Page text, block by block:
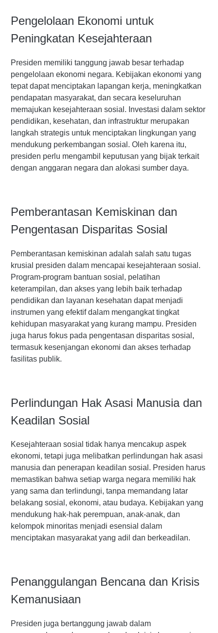
Pengelolaan Ekonomi untuk
Peningkatan Kesejahteraan
Presiden memiliki tanggung jawab besar terhadap
pengelolaan ekonomi negara. Kebijakan ekonomi yang
tepat dapat menciptakan lapangan kerja, meningkatkan
pendapatan masyarakat, dan secara keseluruhan
memajukan kesejahteraan sosial. Investasi dalam sektor
pendidikan, kesehatan, dan infrastruktur merupakan
langkah strategis untuk menciptakan lingkungan yang
mendukung perkembangan sosial. Oleh karena itu,
presiden perlu mengambil keputusan yang bijak terkait
dengan anggaran negara dan alokasi sumber daya.
Pemberantasan Kemiskinan dan
Pengentasan Disparitas Sosial
Pemberantasan kemiskinan adalah salah satu tugas
krusial presiden dalam mencapai kesejahteraan sosial.
Program-program bantuan sosial, pelatihan
keterampilan, dan akses yang lebih baik terhadap
pendidikan dan layanan kesehatan dapat menjadi
instrumen yang efektif dalam mengangkat tingkat
kehidupan masyarakat yang kurang mampu. Presiden
juga harus fokus pada pengentasan disparitas sosial,
termasuk kesenjangan ekonomi dan akses terhadap
fasilitas publik.
Perlindungan Hak Asasi Manusia dan
Keadilan Sosial
Kesejahteraan sosial tidak hanya mencakup aspek
ekonomi, tetapi juga melibatkan perlindungan hak asasi
manusia dan penerapan keadilan sosial. Presiden harus
memastikan bahwa setiap warga negara memiliki hak
yang sama dan terlindungi, tanpa memandang latar
belakang sosial, ekonomi, atau budaya. Kebijakan yang
mendukung hak-hak perempuan, anak-anak, dan
kelompok minoritas menjadi esensial dalam
menciptakan masyarakat yang adil dan berkeadilan.
Penanggulangan Bencana dan Krisis
Kemanusiaan
Presiden juga bertanggung jawab dalam